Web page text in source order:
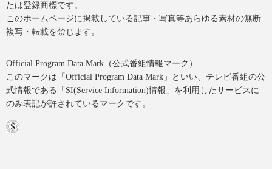
たは登録商標です。
このホームページに掲載している記事・写真等あらゆる素材の無断
複写・転載を禁じます。
Official Program Data Mark（公式番組情報マーク）
このマークは「Official Program Data Mark」といい、テレビ番組の公
式情報である「SI(Service Information)情報」を利用したサービスに
のみ表記が許されているマークです。